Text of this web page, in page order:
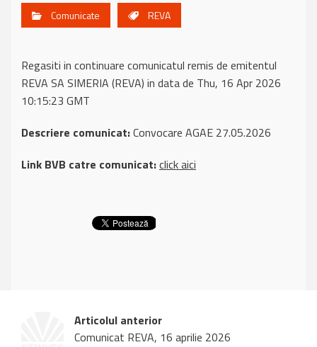
Comunicate REVA
Regasiti in continuare comunicatul remis de emitentul
REVA SA SIMERIA (REVA) in data de Thu, 16 Apr 2026
10:15:23 GMT
Descriere comunicat:Convocare AGAE 27.05.2026
Link BVB catre comunicat:click aici
Articolul anterior
Comunicat REVA, 16 aprilie 2026